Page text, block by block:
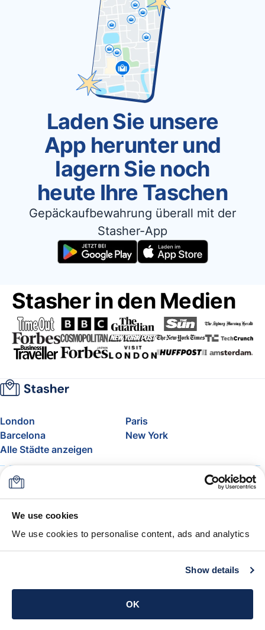
We use cookies
We use cookies to personalise content, ads and analytics
Show details
OK
Laden Sie unsere
App herunter und
lagern Sie noch
heute Ihre Taschen
Gepäckaufbewahrung überall mit der
Stasher-App
Stasher in den Medien
London
Paris
Barcelona
New York
Alle Städte anzeigen
Über uns
FAQ
Support
Blog
Freigepäck bei Airlines
Die Stasher-Garantie
AGB
App holen